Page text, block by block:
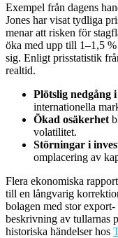
Exempel från dagens
Jones har visat tydliga
menar att risken för
öka med upp till 1–1,5
sig. Enligt prisstatistik
realtid.
Plötslig nedgång
internationella
Ökad osäkerhet
volatilitet.
Störningar i
omplacering av
Flera ekonomiska
till en långvarig
bolagen med stor
beskrivning av tullarnas
historiska händelser hos